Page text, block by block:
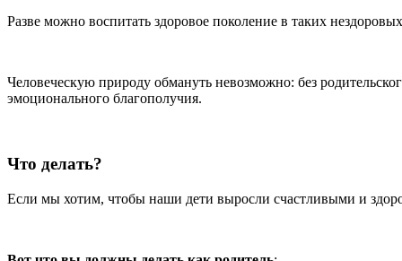
Разве можно воспитать здоровое поколение в таких
Человеческую природу обмануть невозможно: без
эмоционального благополучия.
Что делать?
Если мы хотим, чтобы наши дети выросли счастливыми и